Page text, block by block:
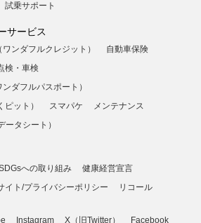
試乗サポート
サービス
ンダフルクレジット）
自動車保険
検・車検
ダフルパスポート）
ット）
スマパケ
メンテナンス
ータシート）
への取り組み
健康経営宣言
イト/プライバシーポリシー リコール
Instagram X（旧Twitter） Facebook